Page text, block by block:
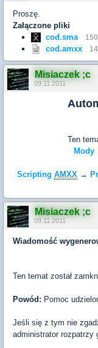
Proszę.
Załączone pliki
cod.sma
cod.amxx
Misiaczek ;c
09.11.2011
Ten
Mody
Scripting AMXX →
Misiaczek ;c
09.11.2011
Wiadomość
Ten temat został
Powód: Pomoc
Jeśli się z tym nie
administrator rozpatrzy